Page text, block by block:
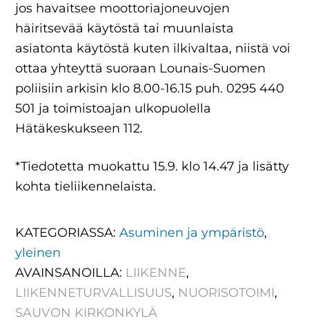
jos havaitsee moottoriajoneuvojen
häiritsevää käytöstä tai muunlaista
asiatonta käytöstä kuten ilkivaltaa, niistä voi
ottaa yhteyttä suoraan Lounais-Suomen
poliisiin arkisin klo 8.00-16.15 puh. 0295 440
501 ja toimistoajan ulkopuolella
Hätäkeskukseen 112.
*Tiedotetta muokattu 15.9. klo 14.47 ja lisätty
kohta tieliikennelaista.
KATEGORIASSA:Asuminen ja ympäristö,
yleinen
AVAINSANOILLA: LIIKENNE,
LIIKENNETURVALLISUUS, NUORISOTOIMI,
SAUVON KIRKONKYLÄ